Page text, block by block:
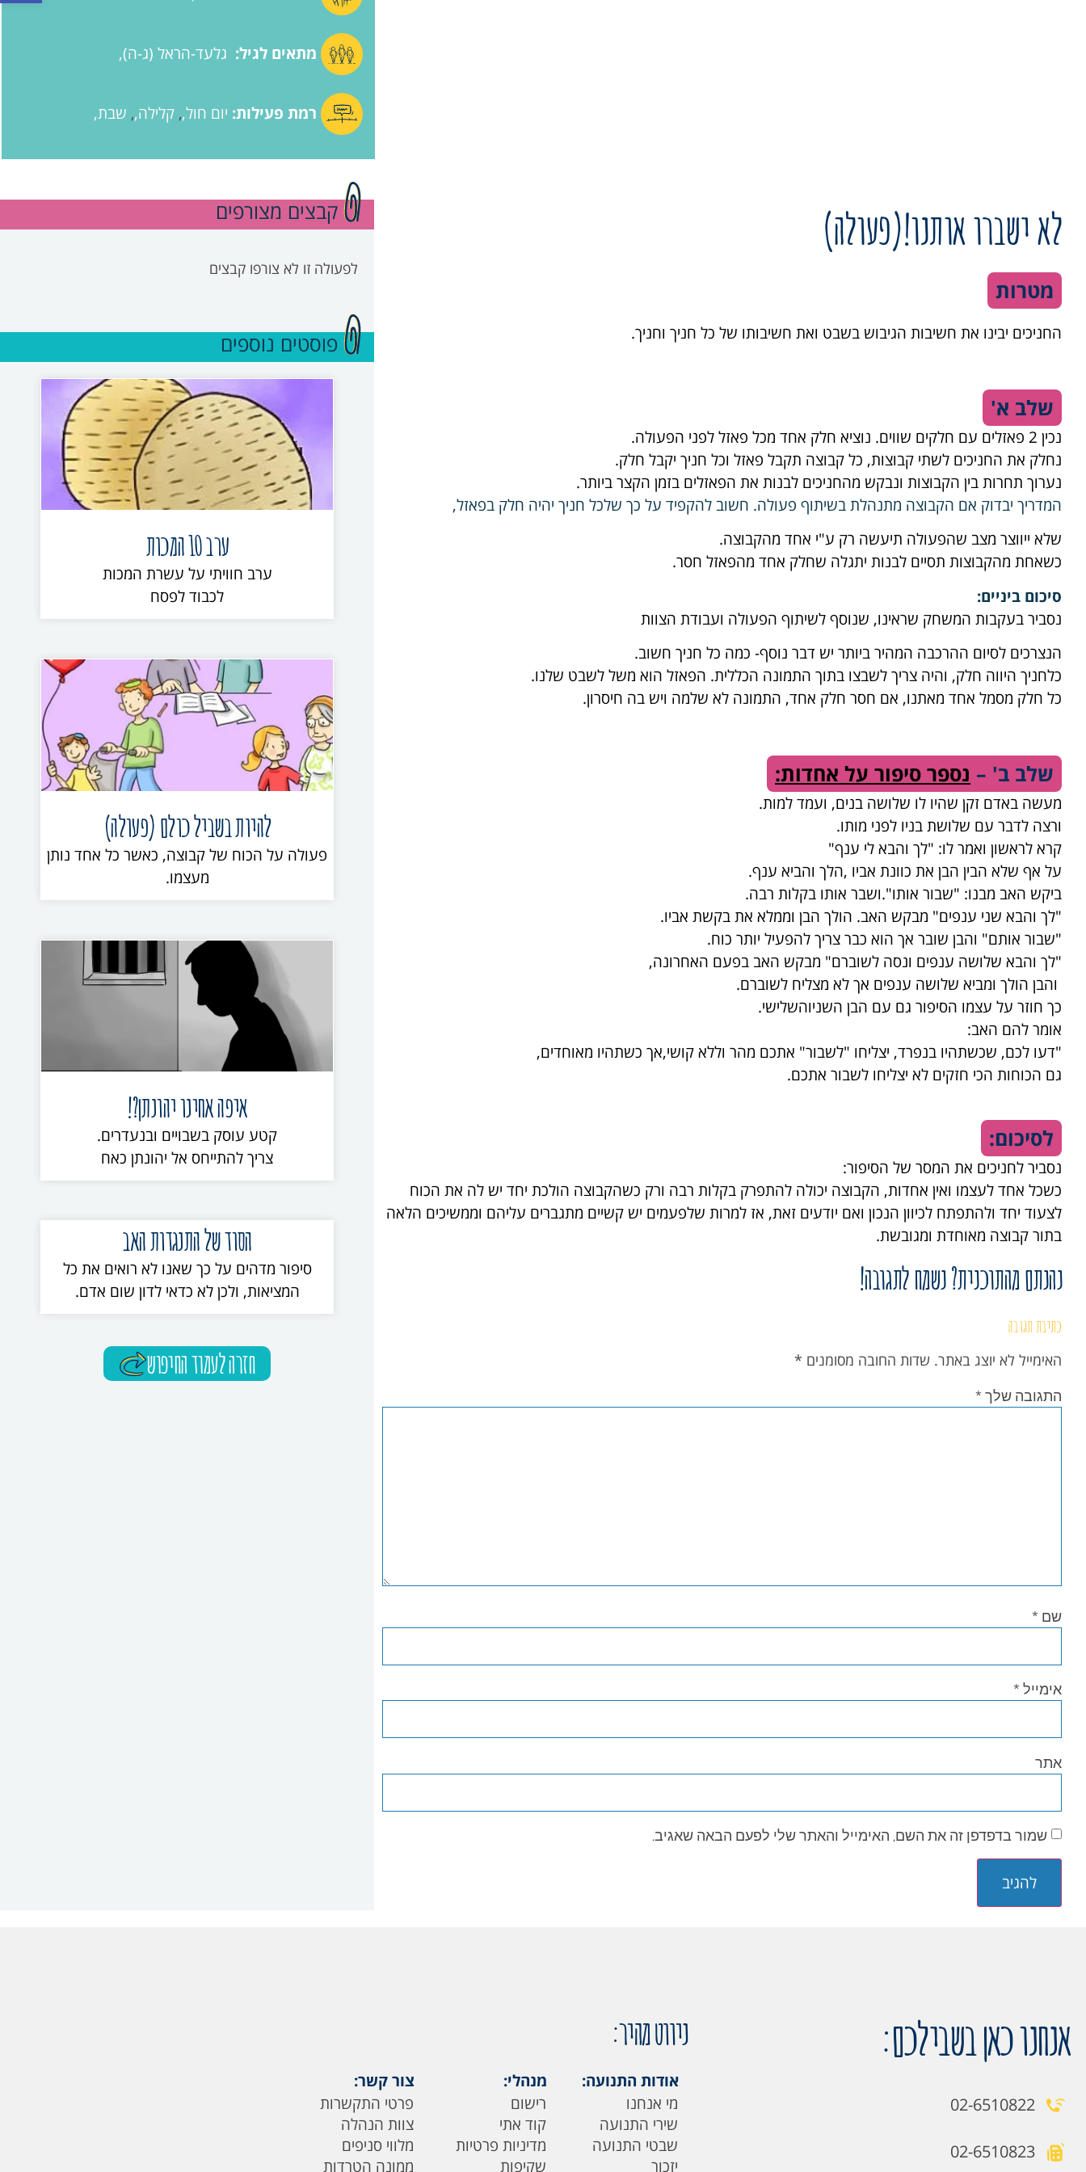
מתאים לגיל: גלעד-הראל (ג-ה)
רמת פעילות: יום חול , קלילה , שבת
לא ישברו אותנו!(פעולה)
מטרות
החניכים יבינו את חשיבות הגיבוש בשבט ואת חשיבותו של כל חניך וחניך.
שלב א'
נכין 2 פאזלים עם חלקים שווים. נוציא חלק אחד מכל פאזל לפני הפעולה.
נחלק את החניכים לשתי קבוצות, כל קבוצה תקבל פאזל וכל חניך יקבל חלק.
נערוך תחרות בין הקבוצות ונבקש מהחניכים לבנות את הפאזלים בזמן הקצר ביותר.
המדריך יבדוק אם הקבוצה מתנהלת בשיתוף פעולה. חשוב להקפיד על כך שלכל חניך יהיה חלק בפאזל,
שלא ייווצר מצב שהפעולה תיעשה רק ע"י אחד מהקבוצה.
כשאחת מהקבוצות תסיים לבנות יתגלה שחלק אחד מהפאזל חסר.
סיכום ביניים:
נסביר בעקבות המשחק שראינו, שנוסף לשיתוף הפעולה ועבודת הצוות
הנצרכים לסיום ההרכבה המהיר ביותר יש דבר נוסף- כמה כל חניך חשוב.
כלחניך היווה חלק, והיה צריך לשבצו בתוך התמונה הכללית. הפאזל הוא משל לשבט שלנו.
כל חלק מסמל אחד מאתנו, אם חסר חלק אחד, התמונה לא שלמה ויש בה חיסרון.
שלב ב' – נספר סיפור על אחדות:
מעשה באדם זקן שהיו לו שלושה בנים, ועמד למות.
ורצה לדבר עם שלושת בניו לפני מותו.
קרא לראשון ואמר לו: "לך והבא לי ענף"
על אף שלא הבין הבן את כוונת אביו ,הלך והביא ענף.
ביקש האב מבנו: "שבור אותו".ושבר אותו בקלות רבה.
"לך והבא שני ענפים" מבקש האב. הולך הבן וממלא את בקשת אביו.
"שבור אותם" והבן שובר אך הוא כבר צריך להפעיל יותר כוח.
"לך והבא שלושה ענפים ונסה לשוברם" מבקש האב בפעם האחרונה,
והבן הולך ומביא שלושה ענפים אך לא מצליח לשוברם.
כך חוזר על עצמו הסיפור גם עם הבן השניוהשלישי.
אומר להם האב:
"דעו לכם, שכשתהיו בנפרד, יצליחו "לשבור" אתכם מהר וללא קושי,אך כשתהיו מאוחדים,
גם הכוחות הכי חזקים לא יצליחו לשבור אתכם.
לסיכום:
נסביר לחניכים את המסר של הסיפור:
כשכל אחד לעצמו ואין אחדות, הקבוצה יכולה להתפרק בקלות רבה ורק כשהקבוצה הולכת יחד יש לה את הכוח
לצעוד יחד ולהתפתח לכיוון הנכון ואם יודעים זאת, אז למרות שלפעמים יש קשיים מתגברים עליהם וממשיכים הלאה
בתור קבוצה מאוחדת ומגובשת.
נהנתם מהתוכנית? נשמח לתגובה!
כתיבת תגובה
האימייל לא יוצג באתר. שדות החובה מסומנים *
התגובה שלך *
שם *
אימייל *
אתר
שמור בדפדפן זה את השם, האימייל והאתר שלי לפעם הבאה שאגיב.
קבצים מצורפים
לפעולה זו לא צורפו קבצים
פוסטים נוספים
ערב 10 המכות
ערב חוויתי על עשרת המכות
לכבוד לפסח
להיות בשביל כולם (פעולה)
פעולה על הכוח של קבוצה, כאשר כל אחד נותן
מעצמו.
איפה אחינו יהונתן?!
קטע עוסק בשבויים ובנעדרים.
צריך להתייחס אל יהונתן כאח
הסוד של התנגדות האב
סיפור מדהים על כך שאנו לא רואים את כל
המציאות, ולכן לא כדאי לדון שום אדם.
חזרה לעמוד החיפוש
אנחנו כאן בשבילכם:
02-6510822
02-6510823
ניווט מהיר:
אודות התנועה:
מי אנחנו
שירי התנועה
שבטי התנועה
יזכור
מנהלי:
רישום
קוד אתי
מדיניות פרטיות
שקיפות
צור קשר:
פרטי התקשרות
צוות הנהלה
מלווי סניפים
ממונה הטרדות